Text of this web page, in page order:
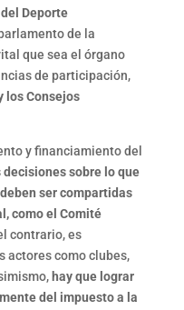
Deporte
de la
que sea el órgano
de participación,
los Consejos
y financiamiento del
decisiones sobre lo que
ser compartidas
como el Comité
contrario, es
actores como clubes,
hay que lograr
del impuesto a la